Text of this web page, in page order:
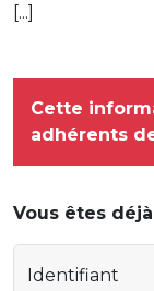
[...]
Cette
adhérents
Vous êtes
Identifiant